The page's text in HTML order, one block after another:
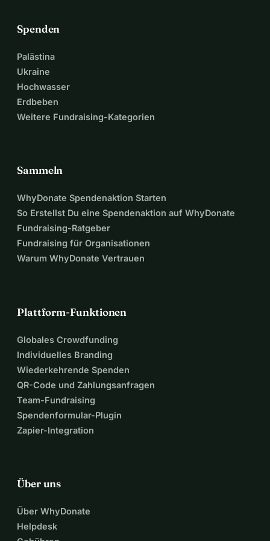
Spenden
Palästina
Ukraine
Hochwasser
Erdbeben
Weitere Fundraising-Kategorien
Sammeln
WhyDonate Spendenaktion Starten
So Erstellst Du eine Spendenaktion auf WhyDonate
Fundraising-Ratgeber
Fundraising für Organisationen
Warum WhyDonate Vertrauen
Plattform-Funktionen
Globales Crowdfunding
Individuelles Branding
Wiederkehrende Spenden
QR-Code und Zahlungsanfragen
Team-Fundraising
Spendenformular-Plugin
Zapier-Integration
Über uns
Über WhyDonate
Helpdesk